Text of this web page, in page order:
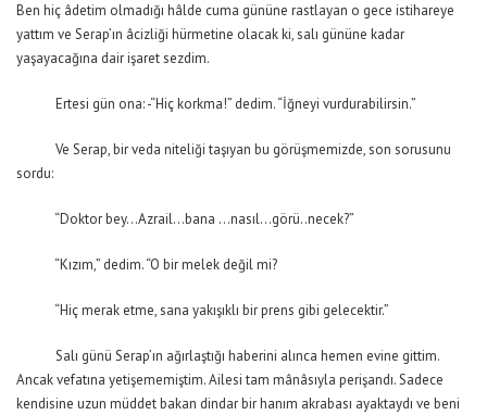
Ben hiç âdetim olmadığı hâlde cuma gününe rastlayan o gece istihareye
yattım ve Serap’ın âcizliği hürmetine olacak ki, salı gününe kadar
yaşayacağına dair işaret sezdim.
Ertesi gün ona: -“Hiç korkma!” dedim. “İğneyi vurdurabilirsin.”
Ve Serap, bir veda niteliği taşıyan bu görüşmemizde, son sorusunu
sordu:
“Doktor bey…Azrail…bana …nasıl…görü..necek?”
“Kızım,” dedim. “O bir melek değil mi?
“Hiç merak etme, sana yakışıklı bir prens gibi gelecektir.”
Salı günü Serap’ın ağırlaştığı haberini alınca hemen evine gittim.
Ancak vefatına yetişememiştim. Ailesi tam mânâsıyla perişandı. Sadece
kendisine uzun müddet bakan dindar bir hanım akrabası ayaktaydı ve beni